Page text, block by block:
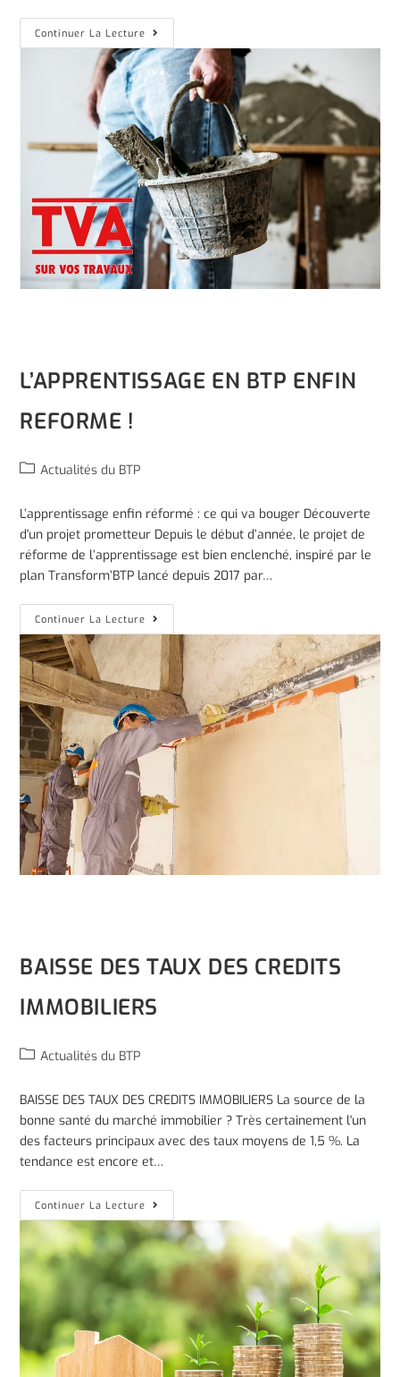
Continuer La Lecture
L’APPRENTISSAGE EN BTP ENFIN
REFORME !
Actualités du BTP
L’apprentissage enfin réformé : ce qui va bouger Découverte
d'un projet prometteur Depuis le début d’année, le projet de
réforme de l’apprentissage est bien enclenché, inspiré par le
plan Transform’BTP lancé depuis 2017 par…
Continuer La Lecture
BAISSE DES TAUX DES CREDITS
IMMOBILIERS
Actualités du BTP
BAISSE DES TAUX DES CREDITS IMMOBILIERS La source de la
bonne santé du marché immobilier ? Très certainement l'un
des facteurs principaux avec des taux moyens de 1,5 %. La
tendance est encore et…
Continuer La Lecture